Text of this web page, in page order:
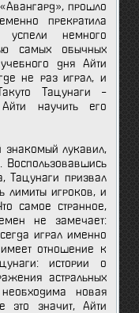
прошло
прекратила
успели немного
самых обычных
дня Айти
не раз играл, и
Тацунаги –
научить его
знакомый лукавил,
Тацунаги призвал
лимиты игроков, и
самое странное,
не замечает:
играл именно
отношение к
истории о
астральных
новая
это значит, Айти